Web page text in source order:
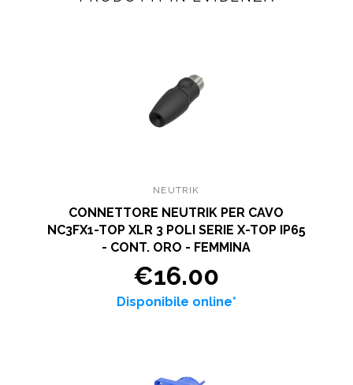
NEUTRIK
CONNETTORE NEUTRIK PER CAVO
NC3FX1-TOP XLR 3 POLI SERIE X-TOP IP65
- CONT. ORO - FEMMINA
€16.00
Disponibile online*